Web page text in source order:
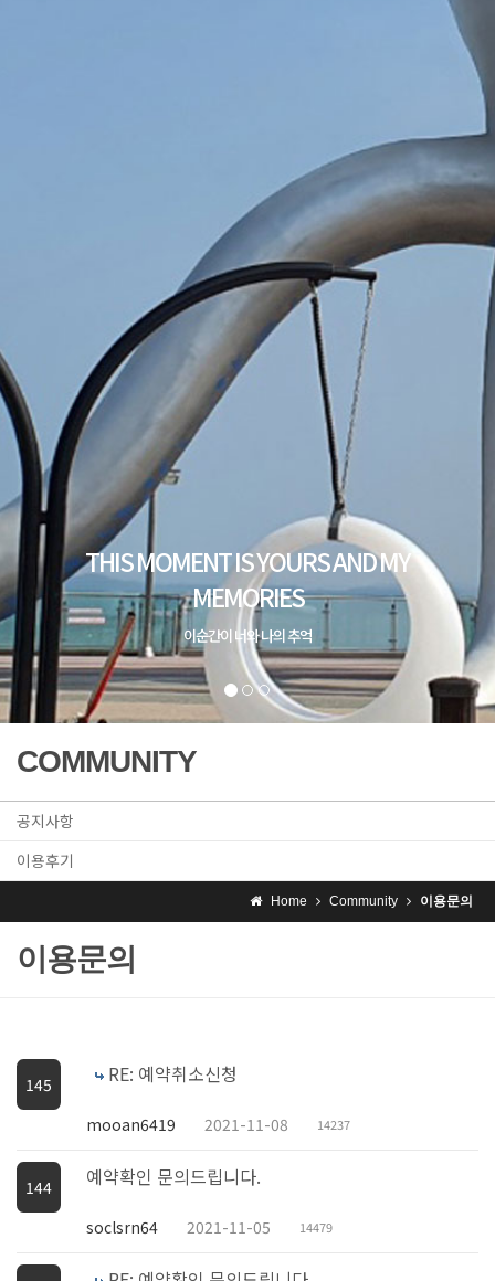
COMMUNITY
공지사항
이용후기
Home Community 이용문의
이용문의
145 RE: 예약취소신청
mooan6419 2021-11-08 14237
144 예약확인 문의드립니다.
soclsrn64 2021-11-05 14479